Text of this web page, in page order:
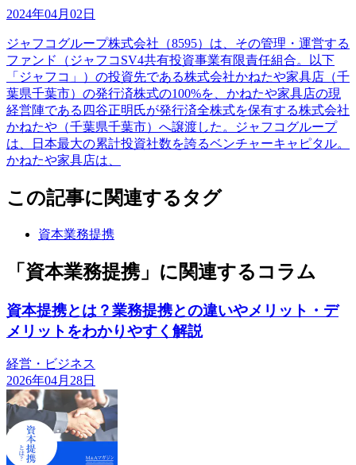
2024年04月02日
ジャフコグループ株式会社（8595）は、その管理・運営する
ファンド（ジャフコSV4共有投資事業有限責任組合。以下
「ジャフコ」）の投資先である株式会社かねたや家具店（千
葉県千葉市）の発行済株式の100%を、かねたや家具店の現
経営陣である四谷正明氏が発行済全株式を保有する株式会社
かねたや（千葉県千葉市）へ譲渡した。ジャフコグループ
は、日本最大の累計投資社数を誇るベンチャーキャピタル。
かねたや家具店は、
この記事に関連するタグ
資本業務提携
「資本業務提携」に関連するコラム
資本提携とは？業務提携との違いやメリット・デ
メリットをわかりやすく解説
経営・ビジネス
2026年04月28日